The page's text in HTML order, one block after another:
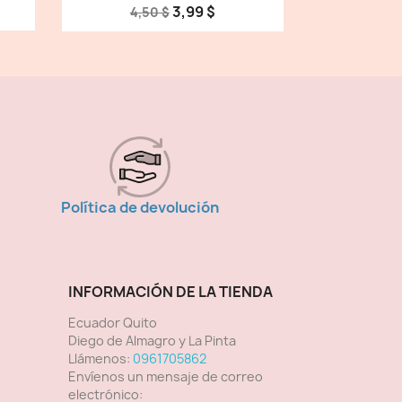
4,50 $3,99 $
Política de devolución
INFORMACIÓN DE LA TIENDA
Ecuador Quito
Diego de Almagro y La Pinta
Llámenos: 0961705862
Envíenos un mensaje de correo
electrónico: